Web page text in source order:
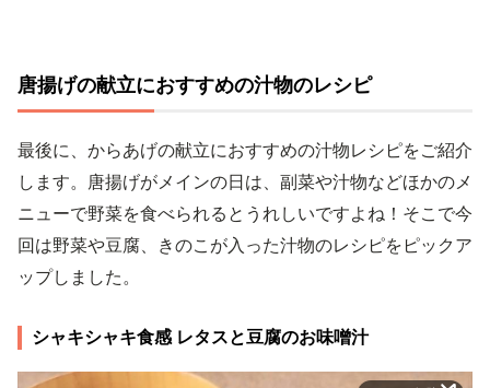
唐揚げの献立におすすめの汁物のレシピ
最後に、からあげの献立におすすめの汁物レシピをご紹介
します。唐揚げがメインの日は、副菜や汁物などほかのメ
ニューで野菜を食べられるとうれしいですよね！そこで今
回は野菜や豆腐、きのこが入った汁物のレシピをピックア
ップしました。
シャキシャキ食感 レタスと豆腐のお味噌汁